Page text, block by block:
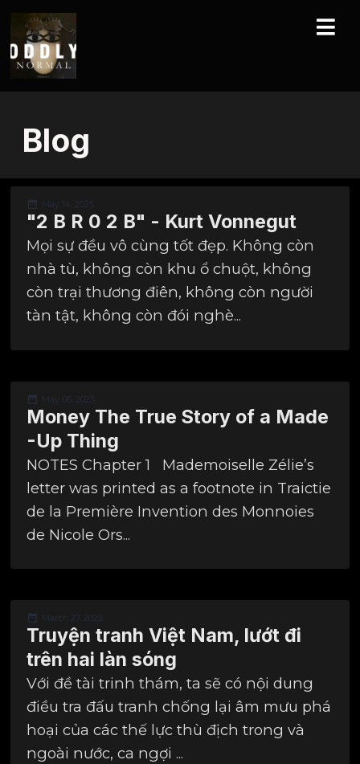
Blog
May 14, 2025
"2 B R 0 2 B" - Kurt Vonnegut
Mọi sự đều vô cùng tốt đẹp. Không còn
nhà tù, không còn khu ổ chuột, không
còn trại thương điên, không còn người
tàn tật, không còn đói nghè...
May 06, 2025
Money The True Story of a Made
-Up Thing
NOTES Chapter 1 Mademoiselle Zélie’s
letter was printed as a footnote in Traictie
de la Première Invention des Monnoies
de Nicole Ors...
March 27, 2025
Truyện tranh Việt Nam, lướt đi
trên hai làn sóng
Với đề tài trinh thám, ta sẽ có nội dung
điều tra đấu tranh chống lại âm mưu phá
hoại của các thế lực thù địch trong và
ngoài nước, ca ngợi ...